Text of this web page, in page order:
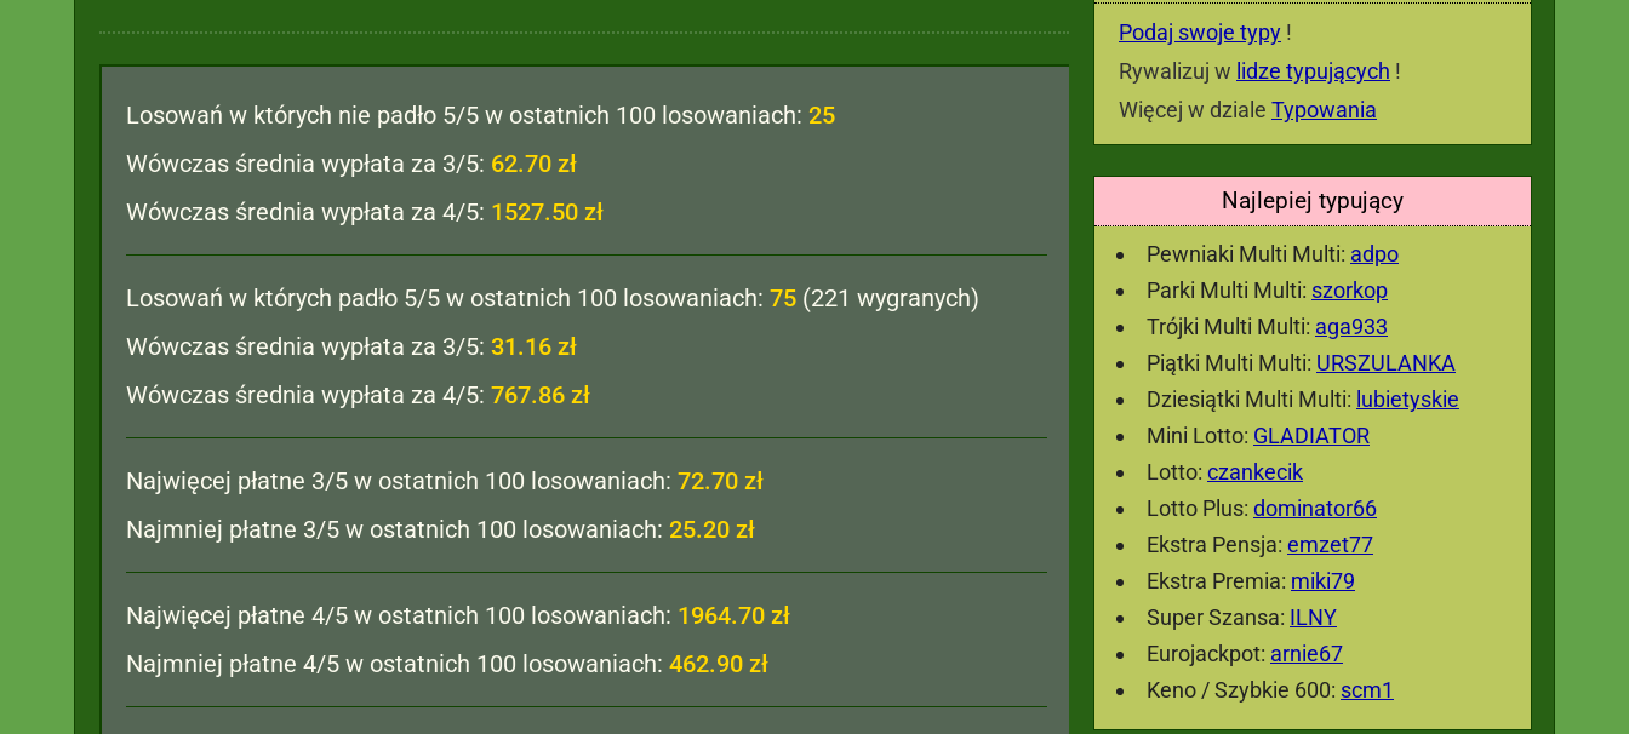
Podaj swoje typy !
Rywalizuj w lidze typujących !
Więcej w dziale Typowania
Najlepiej typujący
Pewniaki Multi Multi: adpo
Parki Multi Multi: szorkop
Trójki Multi Multi: aga933
Piątki Multi Multi: URSZULANKA
Dziesiątki Multi Multi: lubietyskie
Mini Lotto: GLADIATOR
Lotto: czankecik
Lotto Plus: dominator66
Ekstra Pensja: emzet77
Ekstra Premia: miki79
Super Szansa: ILNY
Eurojackpot: arnie67
Keno / Szybkie 600: scm1
Losowań w których nie padło 5/5 w ostatnich 100 losowaniach: 25
Wówczas średnia wypłata za 3/5: 62.70 zł
Wówczas średnia wypłata za 4/5: 1527.50 zł
Losowań w których padło 5/5 w ostatnich 100 losowaniach: 75 (221 wygranych)
Wówczas średnia wypłata za 3/5: 31.16 zł
Wówczas średnia wypłata za 4/5: 767.86 zł
Najwięcej płatne 3/5 w ostatnich 100 losowaniach: 72.70 zł
Najmniej płatne 3/5 w ostatnich 100 losowaniach: 25.20 zł
Najwięcej płatne 4/5 w ostatnich 100 losowaniach: 1964.70 zł
Najmniej płatne 4/5 w ostatnich 100 losowaniach: 462.90 zł